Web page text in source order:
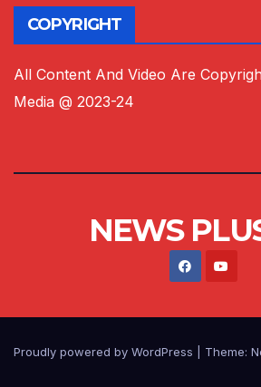
COPYRIGHT
All Content And Video Are
Media @ 2023-24
NEWS
Proudly powered by WordPress Theme: